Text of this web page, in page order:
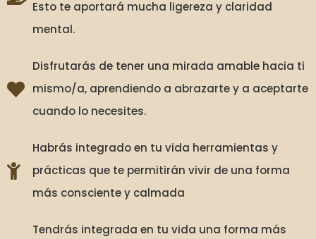
Esto te aportará mucha ligereza y claridad
mental.
Disfrutarás de tener una mirada amable hacia ti
mismo/a, aprendiendo a abrazarte y a aceptarte
cuando lo necesites.
Habrás integrado en tu vida herramientas y
prácticas que te permitirán vivir de una forma
más consciente y calmada
Tendrás integrada en tu vida una forma más